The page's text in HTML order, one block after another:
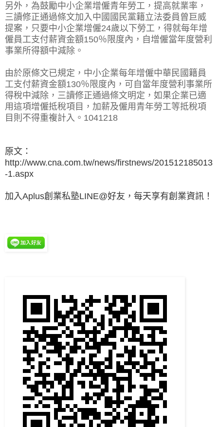
另外，為鼓勵中小企業增僱青年勞工，提高就業率，
三讀修正通過條文加入中國國民黨籍立法委員曾巨威
提案，只要中小企業增僱24歲以下勞工，得就每年增
僱員工支付薪資金額150％限度內，自增僱當年度營利
事業所得額中減除。
由於原條文已規定，中小企業每年增僱中華民國籍員
工支付薪資金額130％限度內，可自當年度營利事業所
得稅中減除，三讀修正通過條文明定，如果企業已適
用這項增僱抵稅項目，加薪及僱用青年勞工等抵稅項
目則不得重複計入。1041218
原文：
http://www.cna.com.tw/news/firstnews/201512185013
-1.aspx
加入Aplus創業私塾LINE@好友，每天享有創業資訊！